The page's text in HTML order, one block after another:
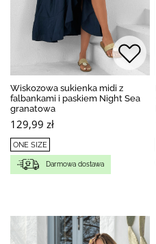
Wiskozowa sukienka midi z
falbankami i paskiem Night Sea
granatowa
129,99 zł
ONE SIZE
Darmowa dostawa